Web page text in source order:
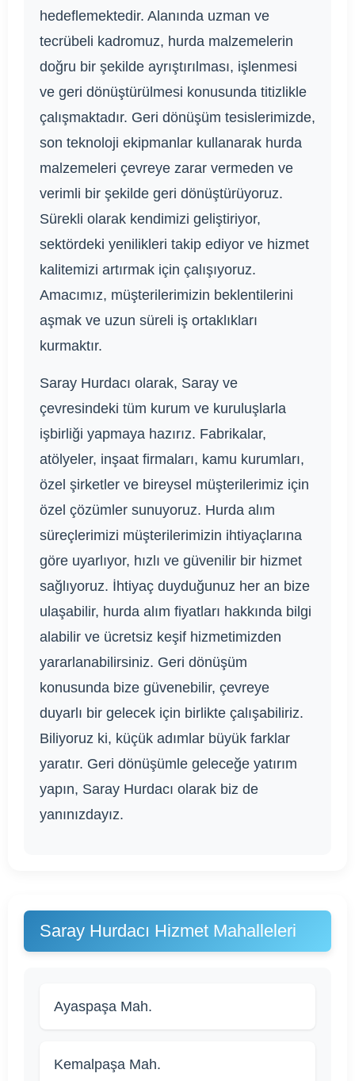
hedeflemektedir. Alanında uzman ve
tecrübeli kadromuz, hurda malzemelerin
doğru bir şekilde ayrıştırılması, işlenmesi
ve geri dönüştürülmesi konusunda titizlikle
çalışmaktadır. Geri dönüşüm tesislerimizde,
son teknoloji ekipmanlar kullanarak hurda
malzemeleri çevreye zarar vermeden ve
verimli bir şekilde geri dönüştürüyoruz.
Sürekli olarak kendimizi geliştiriyor,
sektördeki yenilikleri takip ediyor ve hizmet
kalitemizi artırmak için çalışıyoruz.
Amacımız, müşterilerimizin beklentilerini
aşmak ve uzun süreli iş ortaklıkları
kurmaktır.
Saray Hurdacı olarak, Saray ve
çevresindeki tüm kurum ve kuruluşlarla
işbirliği yapmaya hazırız. Fabrikalar,
atölyeler, inşaat firmaları, kamu kurumları,
özel şirketler ve bireysel müşterilerimiz için
özel çözümler sunuyoruz. Hurda alım
süreçlerimizi müşterilerimizin ihtiyaçlarına
göre uyarlıyor, hızlı ve güvenilir bir hizmet
sağlıyoruz. İhtiyaç duyduğunuz her an bize
ulaşabilir, hurda alım fiyatları hakkında bilgi
alabilir ve ücretsiz keşif hizmetimizden
yararlanabilirsiniz. Geri dönüşüm
konusunda bize güvenebilir, çevreye
duyarlı bir gelecek için birlikte çalışabiliriz.
Biliyoruz ki, küçük adımlar büyük farklar
yaratır. Geri dönüşümle geleceğe yatırım
yapın, Saray Hurdacı olarak biz de
yanınızdayız.
Saray Hurdacı Hizmet Mahalleleri
Ayaspaşa Mah.
Kemalpaşa Mah.